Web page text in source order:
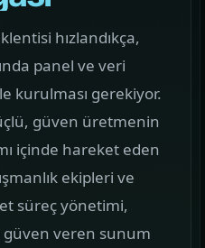
yaklaşımı ve çalışma dilini
mobil ve pazarlama hizmetlerini
görün.
hızlandıkça,
panel ve veri
kurulması gerekiyor.
güven üretmenin
içinde hareket eden
ekipleri ve
süreç yönetimi,
güven veren sunum